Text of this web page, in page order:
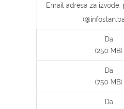
Email adresa za izvode,
Da
(250 MB)
Da
(750 MB)
Da